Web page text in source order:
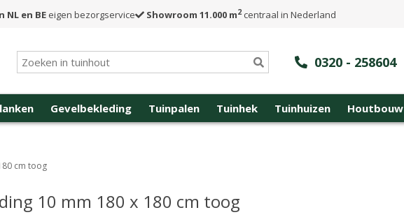
NL en BE eigen bezorgservice Showroom 11.000 m2centraal in Nederland
0320 - 258604
Gevelbekleding Tuinpalen Tuinhek Tuinhuizen Houtbouw
cm toog
10 mm 180 x 180 cm toog